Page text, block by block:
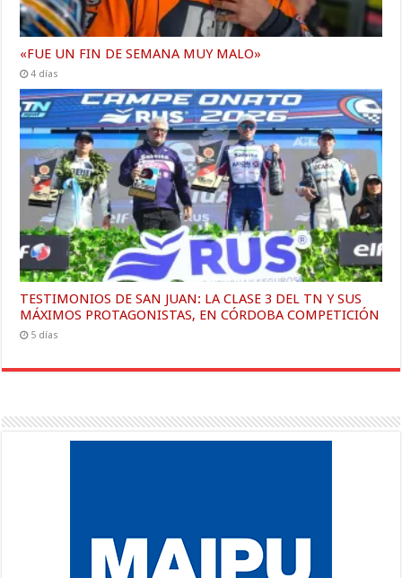
«FUE UN FIN DE SEMANA MUY MALO»
4 días
TESTIMONIOS DE SAN JUAN: LA CLASE 3 DEL TN Y SUS
MÁXIMOS PROTAGONISTAS, EN CÓRDOBA COMPETICIÓN
5 días